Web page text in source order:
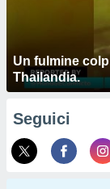
Un fulmine
Thailandia.
Seguici